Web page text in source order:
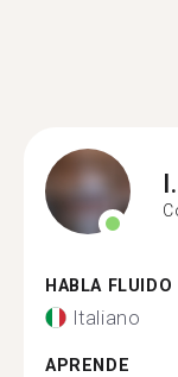
I.
HABLA FLUIDO
Italiano
APRENDE